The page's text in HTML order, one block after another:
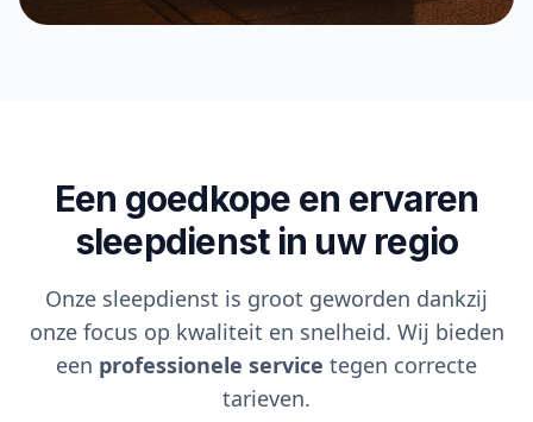
Een goedkope en ervaren
sleepdienst in uw regio
Onze sleepdienst is groot geworden dankzij
onze focus op kwaliteit en snelheid. Wij bieden
een professionele service tegen correcte
tarieven.